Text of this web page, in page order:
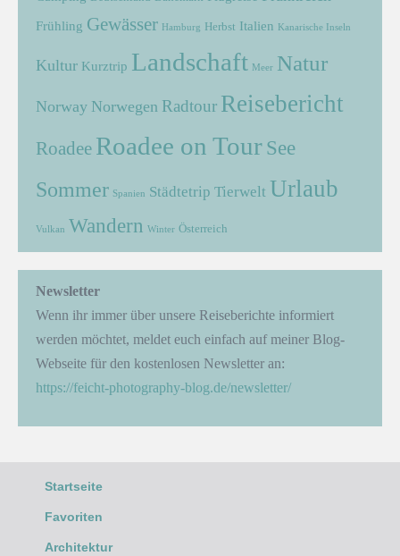
Frühling Gewässer Hamburg Herbst Italien Kanarische Inseln
Kultur Kurztrip Landschaft Meer Natur
Norway Norwegen Radtour Reisebericht
Roadee Roadee on Tour See
Sommer Spanien Städtetrip Tierwelt Urlaub
Vulkan Wandern Winter Österreich
Newsletter
Wenn ihr immer über unsere Reiseberichte informiert
werden möchtet, meldet euch einfach auf meiner Blog-
Webseite für den kostenlosen Newsletter an:
https://feicht-photography-blog.de/newsletter/
Startseite
Favoriten
Architektur